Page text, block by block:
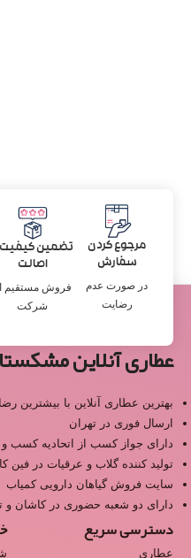
مرجوع کردن
سفارش
در صورت عدم
رضایت
تضمین
اصالت
فروش مستقیم
شرکت
عطاری آنلاین
بهترین عطاری آنلاین با بیشترین
ارسال فوری در تهران
دارای جواز کسب از اتحادیه کسب و
تولید کننده گلاب و عرقیات در فین
سایت فروش گیاهان دارویی کمیاب
دارای دو شعبه حضوری در کاشان و
دسترسی سریع
عطاری